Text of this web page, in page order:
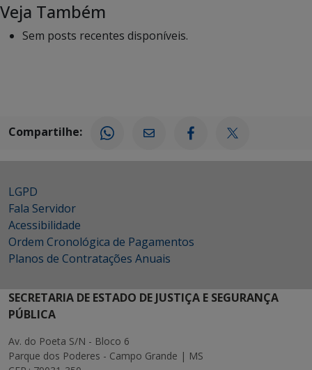
Veja Também
Sem posts recentes disponíveis.
Compartilhe:
LGPD
Fala Servidor
Acessibilidade
Ordem Cronológica de Pagamentos
Planos de Contratações Anuais
SECRETARIA DE ESTADO DE JUSTIÇA E SEGURANÇA
PÚBLICA
Av. do Poeta S/N - Bloco 6
Parque dos Poderes - Campo Grande | MS